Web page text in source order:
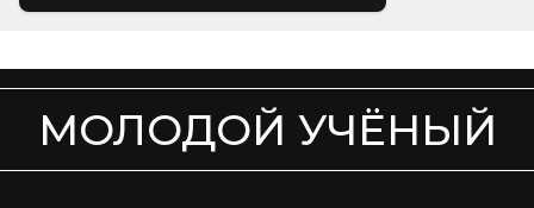
МОЛОДОЙ УЧЁНЫЙ